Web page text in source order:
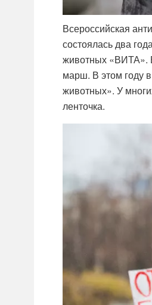
Всероссийская
состоялась два
животных «ВИТА».
марш. В этом году
животных». У
ленточка.